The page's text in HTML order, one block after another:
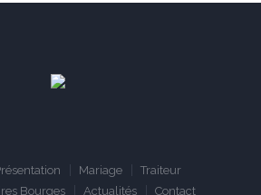
Mariage
Traiteur
Bourges
Actualités Contact